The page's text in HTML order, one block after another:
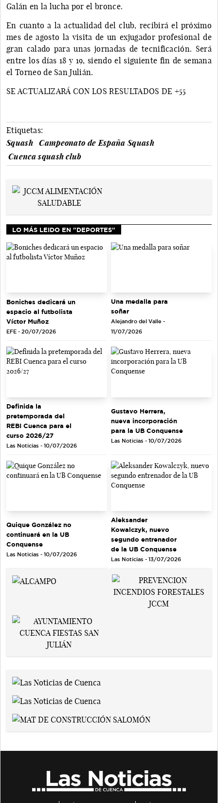
Galán en la lucha por el bronce.
En cuanto a la actualidad del club, recibirá el próximo
mes de agosto la visita de un exjugador profesional de
gran calado para unas jornadas de tecnificación. Será
entre los días 18 y 19, siendo el siguiente fin de semana
el Torneo de San Julián.
SE ACTUALIZARÁ CON LOS RESULTADOS DE +55
Etiquetas:
Squash
Campeonato de España Squash
Cuenca squash club
LO MÁS LEIDO EN "DEPORTES"
Boniches dedicará un
espacio al futbolista
Víctor Muñoz
EFE - 20/07/2026
Una medalla para
soñar
Alejandro del Valle -
11/07/2026
Definida la
pretemporada del
REBI Cuenca para el
curso 2026/27
Las Noticias - 10/07/2026
Gustavo Herrera,
nueva incorporación
para la UB Conquense
Las Noticias - 10/07/2026
Quique González no
continuará en la UB
Conquense
Las Noticias - 10/07/2026
Aleksander
Kowalczyk, nuevo
segundo entrenador
de la UB Conquense
Las Noticias - 13/07/2026